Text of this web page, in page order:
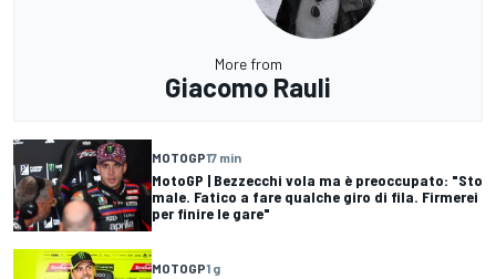
More from
Giacomo Rauli
MOTOGP17 min
MotoGP | Bezzecchi vola ma è preoccupato: "Sto
male. Fatico a fare qualche giro di fila. Firmerei
per finire le gare"
MOTOGP1 g